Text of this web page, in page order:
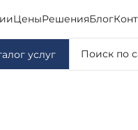
ЦеныРешенияБлог
услуг